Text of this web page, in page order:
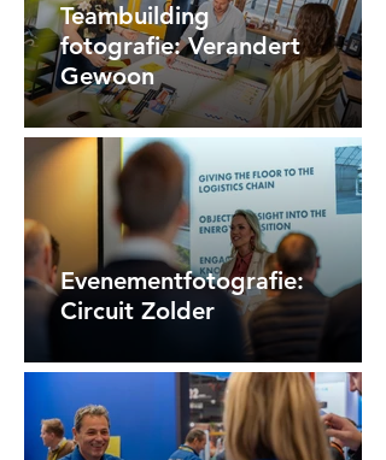
Teambuilding
fotografie: Verandert
Gewoon
Evenementfotografie:
Circuit Zolder